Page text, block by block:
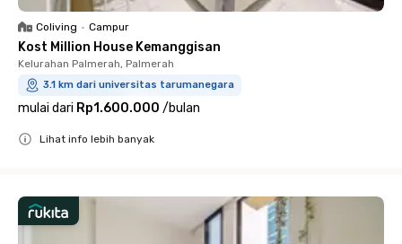
Coliving • Campur
Kost Million House Kemanggisan
Kelurahan Palmerah, Palmerah
3.1 km dari universitas tarumanegara
mulai dari Rp1.600.000 /bulan
Lihat info lebih banyak